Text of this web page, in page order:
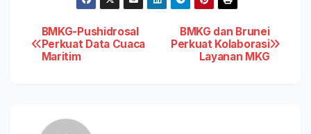
Post
navigation
BMKG dan Brunei
Perkuat Kolaborasi
Layanan MKG
BMKG-Pushidrosal
Perkuat Data Cuaca
Maritim